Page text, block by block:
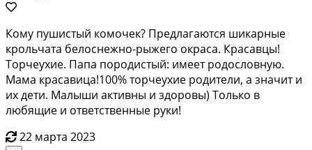
Кому пушистый комочек? Предлагаются шикарные
крольчата белоснежно-рыжего окраса. Красавцы!
Торчеухие. Папа породистый: имеет родословную.
Мама красавица!100% торчеухие родители, а значит и
их дети. Малыши активны и здоровы) Только в
любящие и ответственные руки!
22 марта 2023